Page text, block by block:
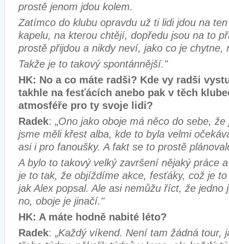
prostě jenom jdou kolem.
Zatímco do klubu opravdu už ti lidi jdou na
kapelu, na kterou chtějí, dopředu jsou na to
prostě přijdou a nikdy neví, jako co je chytne,
Takže je to takový spontánnější."
HK: No a co máte radši? Kde vy radši
takhle na fesťácích anebo pak v těch
atmosféře pro ty svoje lidi?
Radek: „Ono jako oboje má něco do sebe,
jsme měli křest alba, kde to byla velmi
asi i pro fanoušky. A fakt se to prostě
A bylo to takový velký završení nějaký práce
je to tak, že objíždíme akce, fesťáky, což je
jak Alex popsal. Ale asi nemůžu říct, že jedno
no, oboje je jinačí."
HK: A máte hodně nabité léto?
Radek: „Každý víkend. Není tam žádná tour,